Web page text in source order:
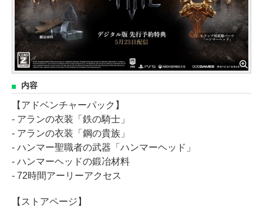
内容
【アドベンチャーパック】
- アランの衣装「鉄の騎士」
- アランの衣装「鋼の貴族」
- ハンマー聖職者の武器「ハンマーヘッド」
- ハンマーヘッドの鍛冶材料
- 72時間アーリーアクセス
【ストアページ】